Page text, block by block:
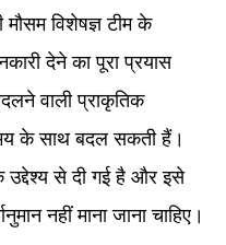
विशेषज्ञ टीम के
देने का पूरा प्रयास
वाली प्राकृतिक
के साथ बदल सकती हैं।
से दी गई है और इसे
नहीं माना जाना चाहिए।